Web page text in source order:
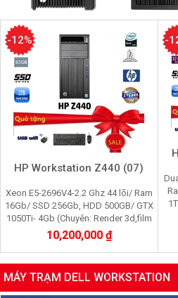
HP Workstation Z440 (07)
Xeon E5-2696V4-2.2 Ghz 44 lõi/ Ram
16Gb/ SSD 256Gb, HDD 500GB/ GTX
1050Ti- 4Gb (Chuyên: Render 3d,film
2K,máy ảo,giả lập nox, Pi
node,youtube,cầy gam
10,200,000 ₫
-12% -
MÁY TRẠM DELL WORKSTATION